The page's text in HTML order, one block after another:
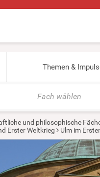
Themen &
Fach wählen
und philosophische
Erster Weltkrieg Ulm im